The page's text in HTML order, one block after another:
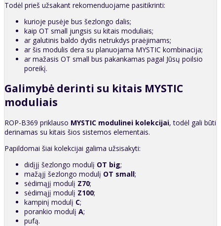
Todėl prieš užsakant rekomenduojame pasitikrinti:
kurioje pusėje bus šezlongo dalis;
kaip OT small jungsis su kitais moduliais;
ar galutinis baldo dydis netrukdys praėjimams;
ar šis modulis dera su planuojama MYSTIC kombinacija;
ar mažasis OT small bus pakankamas pagal Jūsų poilsio
poreikį.
Galimybė derinti su kitais MYSTIC
moduliais
ROP-B369 priklauso MYSTIC modulinei kolekcijai, todėl gali būti
derinamas su kitais šios sistemos elementais.
Papildomai šiai kolekcijai galima užsisakyti:
didįjį šezlongo modulį OT big;
mažąjį šezlongo modulį OT small;
sėdimąjį modulį Z70;
sėdimąjį modulį Z100;
kampinį modulį C;
porankio modulį A;
pufą.